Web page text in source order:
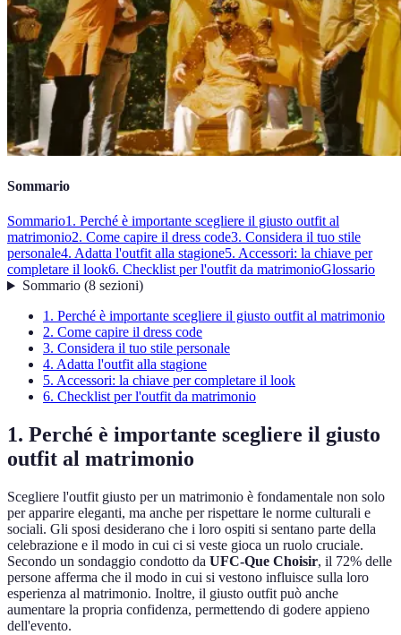
Sommario
Sommario1. Perché è importante scegliere il giusto outfit al
matrimonio2. Come capire il dress code3. Considera il tuo stile
personale4. Adatta l'outfit alla stagione5. Accessori: la chiave per
completare il look6. Checklist per l'outfit da matrimonioGlossario
Sommario(8 sezioni)
1. Perché è importante scegliere il giusto outfit al matrimonio
2. Come capire il dress code
3. Considera il tuo stile personale
4. Adatta l'outfit alla stagione
5. Accessori: la chiave per completare il look
6. Checklist per l'outfit da matrimonio
1. Perché è importante scegliere il giusto
outfit al matrimonio
Scegliere l'outfit giusto per un matrimonio è fondamentale non solo
per apparire eleganti, ma anche per rispettare le norme culturali e
sociali. Gli sposi desiderano che i loro ospiti si sentano parte della
celebrazione e il modo in cui ci si veste gioca un ruolo cruciale.
Secondo un sondaggio condotto da UFC-Que Choisir, il 72% delle
persone afferma che il modo in cui si vestono influisce sulla loro
esperienza al matrimonio. Inoltre, il giusto outfit può anche
aumentare la propria confidenza, permettendo di godere appieno
dell'evento.